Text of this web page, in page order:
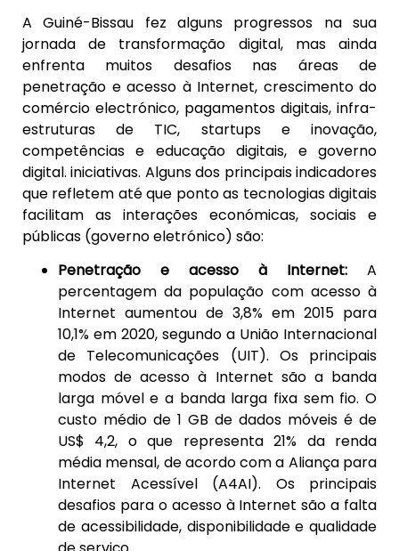
A Guiné-Bissau fez alguns progressos na sua
jornada de transformação digital, mas ainda
enfrenta muitos desafios nas áreas de
penetração e acesso à Internet, crescimento do
comércio electrónico, pagamentos digitais, infra-
estruturas de TIC, startups e inovação,
competências e educação digitais, e governo
digital. iniciativas. Alguns dos principais indicadores
que refletem até que ponto as tecnologias digitais
facilitam as interações económicas, sociais e
públicas (governo eletrónico) são:
Penetração e acesso à Internet: A
percentagem da população com acesso à
Internet aumentou de 3,8% em 2015 para
10,1% em 2020, segundo a União Internacional
de Telecomunicações (UIT). Os principais
modos de acesso à Internet são a banda
larga móvel e a banda larga fixa sem fio. O
custo médio de 1 GB de dados móveis é de
US$ 4,2, o que representa 21% da renda
média mensal, de acordo com a Aliança para
Internet Acessível (A4AI). Os principais
desafios para o acesso à Internet são a falta
de acessibilidade, disponibilidade e qualidade